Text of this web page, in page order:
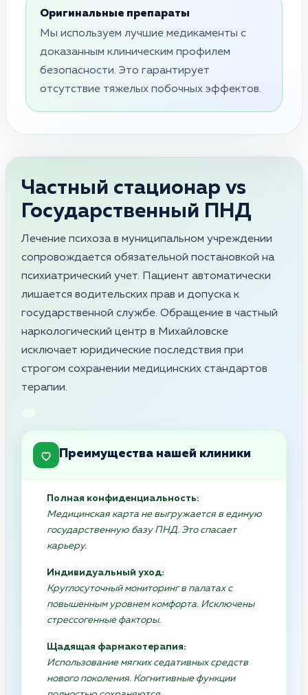
Оригинальные препараты
Мы используем лучшие медикаменты с
доказанным клиническим профилем
безопасности. Это гарантирует
отсутствие тяжелых побочных эффектов.
Частный стационар vs
Государственный ПНД
Лечение психоза в муниципальном учреждении
сопровождается обязательной постановкой на
психиатрический учет. Пациент автоматически
лишается водительских прав и допуска к
государственной службе. Обращение в частный
наркологический центр в Михайловске
исключает юридические последствия при
строгом сохранении медицинских стандартов
терапии.
Преимущества нашей клиники
Полная конфиденциальность:
Медицинская карта не выгружается в единую
государственную базу ПНД. Это спасает
карьеру.
Индивидуальный уход:
Круглосуточный мониторинг в палатах с
повышенным уровнем комфорта. Исключены
стрессогенные факторы.
Щадящая фармакотерапия:
Использование мягких седативных средств
нового поколения. Когнитивные функции